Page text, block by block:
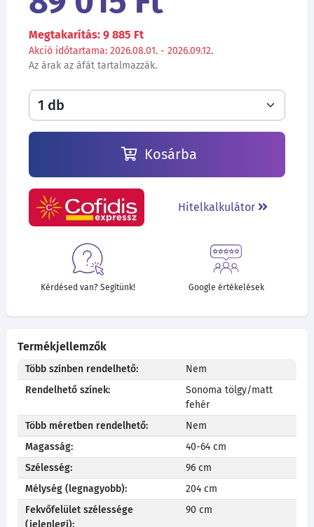
Megtakarítás: 9 885 Ft
Akció időtartama: 2026.08.01. - 2026.09.12.
Az árak az áfát tartalmazzák.
Kosárba
Hitelkalkulátor
Kérdésed van? Segítünk! Google értékelések
Termékjellemzők
Több színben rendelhető:
Nem
Rendelhető színek:
Sonoma tölgy/matt
fehér
Több méretben rendelhető:
Nem
Magasság:
40-64 cm
Szélesség:
96 cm
Mélység (legnagyobb):
204 cm
Fekvőfelület szélessége
(jelenlegi):
90 cm